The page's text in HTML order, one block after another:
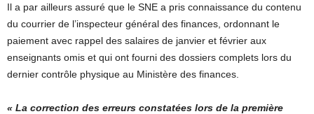
Il a par ailleurs assuré que le SNE a pris connaissance du contenu
du courrier de l’inspecteur général des finances, ordonnant le
paiement avec rappel des salaires de janvier et février aux
enseignants omis et qui ont fourni des dossiers complets lors du
dernier contrôle physique au Ministère des finances.
« La correction des erreurs constatées lors de la première